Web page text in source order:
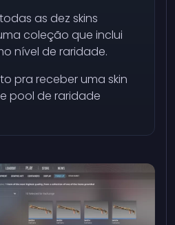
as dez skins
coleção que inclui
nível de raridade.
pra receber uma skin
pool de raridade